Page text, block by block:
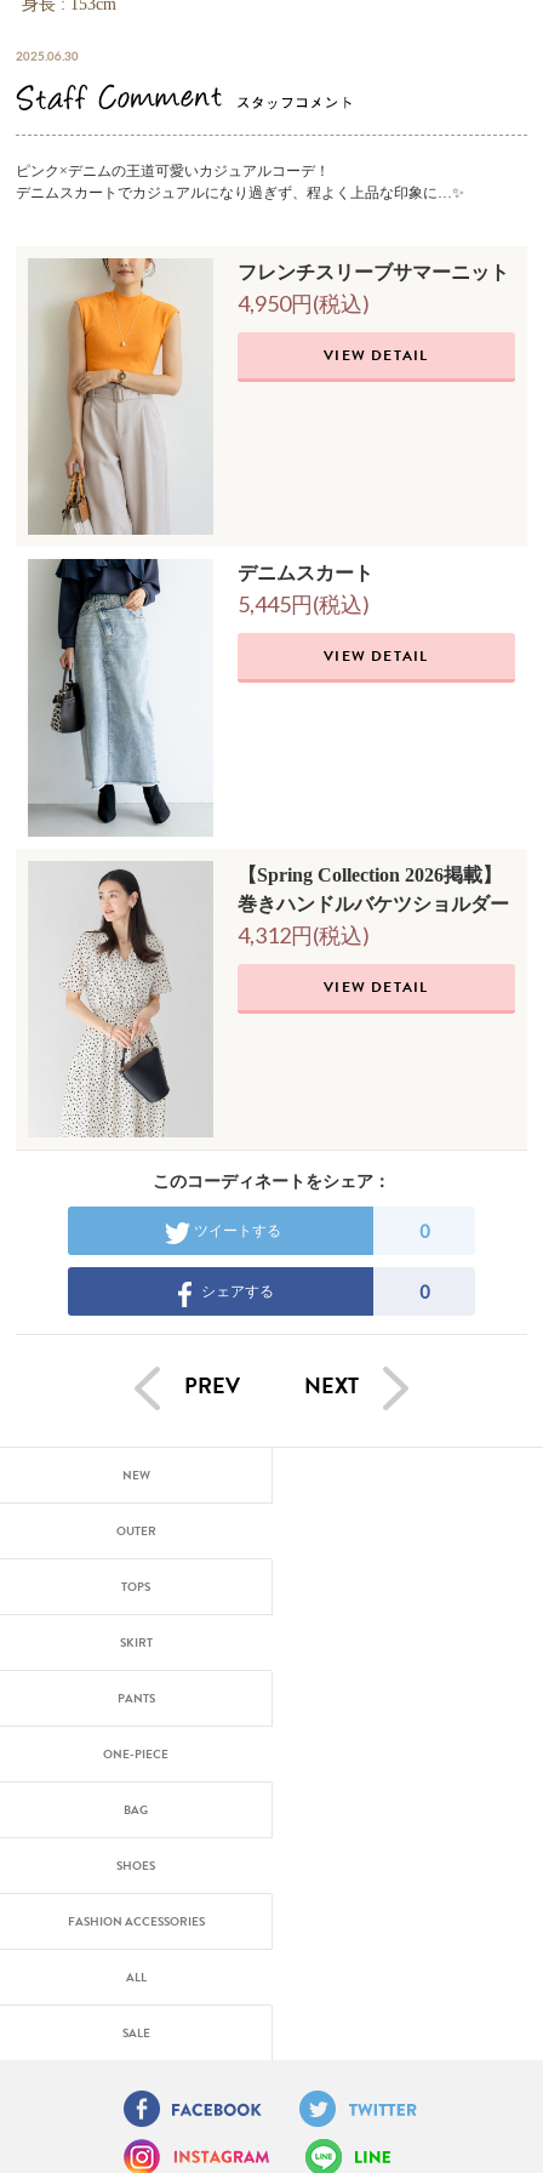
身長 : 153cm
2025.06.30
ピンク×デニムの王道可愛いカジュアルコーデ！
デニムスカートでカジュアルになり過ぎず、程よく上品な印象に…✨
フレンチスリーブサマーニット
4,950円(税込)
VIEW DETAIL
デニムスカート
5,445円(税込)
VIEW DETAIL
【Spring Collection 2026掲載】
巻きハンドルバケツショルダー
4,312円(税込)
VIEW DETAIL
このコーディネートをシェア：
ツイートする 0
シェアする 0
PREV NEXT
NEW
OUTER
TOPS
SKIRT
PANTS
ONE-PIECE
BAG
SHOES
FASHION ACCESSORIES
ALL
SALE